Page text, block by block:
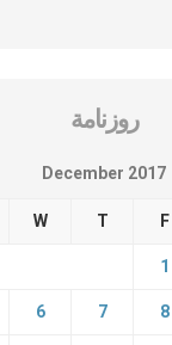
روزنامة
December 2017
W T F
1
6 7 8